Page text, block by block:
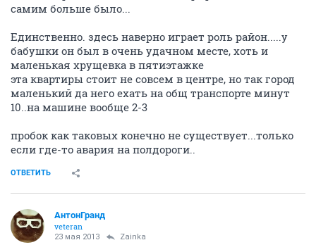
самим больше было...
Единственно. здесь наверно играет роль район.....у
бабушки он был в очень удачном месте, хоть и
маленькая хрущевка в пятиэтажке
эта квартиры стоит не совсем в центре, но так город
маленький да него ехать на общ транспорте минут
10..на машине вообще 2-3
пробок как таковых конечно не существует...только
если где-то авария на полдороги..
ОТВЕТИТЬ
АнтонГранд
veteran
23 мая 2013 Zainka